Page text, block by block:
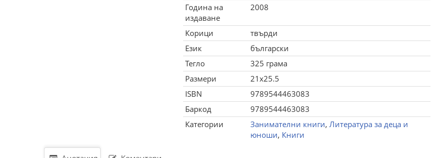
Година на
издаване
2008
Корици
твърди
Език
български
Тегло
325 грама
Размери
21x25.5
ISBN
9789544463083
Баркод
9789544463083
Категории
Занимателни книги, Литература за деца и
юноши, Книги